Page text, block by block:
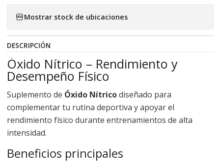
Mostrar stock de ubicaciones
DESCRIPCIÓN
Óxido Nítrico – Rendimiento y
Desempeño Físico
Suplemento de Óxido Nítricodiseñado para
complementar tu rutina deportiva y apoyar el
rendimiento físico durante entrenamientos de alta
intensidad.
Beneficios principales